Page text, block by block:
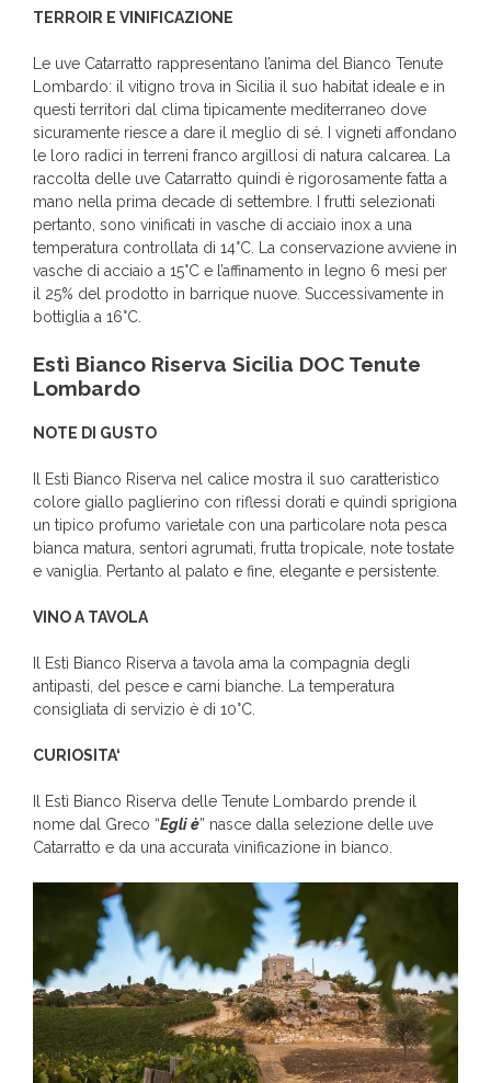
TERROIR E VINIFICAZIONE
Le uve Catarratto rappresentano l’anima del Bianco Tenute
Lombardo: il vitigno trova in Sicilia il suo habitat ideale e in
questi territori dal clima tipicamente mediterraneo dove
sicuramente riesce a dare il meglio di sé. I vigneti affondano
le loro radici in terreni franco argillosi di natura calcarea. La
raccolta delle uve Catarratto quindi è rigorosamente fatta a
mano nella prima decade di settembre. I frutti selezionati
pertanto, sono vinificati in vasche di acciaio inox a una
temperatura controllata di 14°C. La conservazione avviene in
vasche di acciaio a 15°C e l’affinamento in legno 6 mesi per
il 25% del prodotto in barrique nuove. Successivamente in
bottiglia a 16°C.
Estì Bianco Riserva Sicilia DOC Tenute
Lombardo
NOTE DI GUSTO
Il Estì Bianco Riserva nel calice mostra il suo caratteristico
colore giallo paglierino con riflessi dorati e quindi sprigiona
un tipico profumo varietale con una particolare nota pesca
bianca matura, sentori agrumati, frutta tropicale, note tostate
e vaniglia. Pertanto al palato e fine, elegante e persistente.
VINO A TAVOLA
Il Estì Bianco Riserva a tavola ama la compagnia degli
antipasti, del pesce e carni bianche. La temperatura
consigliata di servizio è di 10°C.
CURIOSITA‘
Il Estì Bianco Riserva delle Tenute Lombardo prende il
nome dal Greco “Egli è” nasce dalla selezione delle uve
Catarratto e da una accurata vinificazione in bianco.